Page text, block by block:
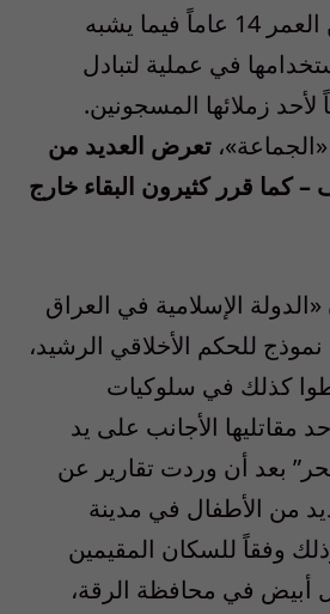
بسجن فتاة تبلغ من العمر 14 عاماً فيما يشبه
في عملية لتبادل
لأحد زملائها المسجونين.
تعرض العديد من
– كما قرر كثيرون البقاء خارج
الإسلامية في العراق
نموذج للحكم الأخلاقي الرشيد،
كذلك في سلوكيات
مقاتليها الأجانب على يد
بعد أن وردت تقارير عن
من الأطفال في مدينة
وذلك وفقاً للسكان المقيمين
أبيض في محافظة الرقة،